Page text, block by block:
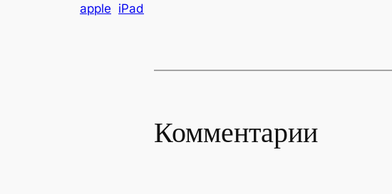
apple iPad
Комментарии